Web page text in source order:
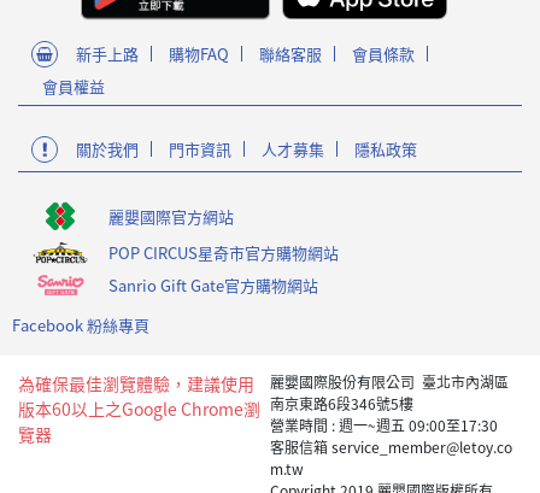
新手上路 購物FAQ 聯絡客服
會員條款
會員權益
關於我們 門市資訊 人才募集 隱私政策
麗嬰國際官方網站
POP CIRCUS星奇市官方購物網站
Sanrio Gift Gate官方購物網站
Facebook 粉絲專頁
為確保最佳瀏覽體驗，建議使用
版本60以上之Google Chrome瀏
覽器
麗嬰國際股份有限公司 臺北市內湖區
南京東路6段346號5樓
營業時間 : 週一~週五 09:00至17:30
客服信箱 service_member@letoy.co
m.tw